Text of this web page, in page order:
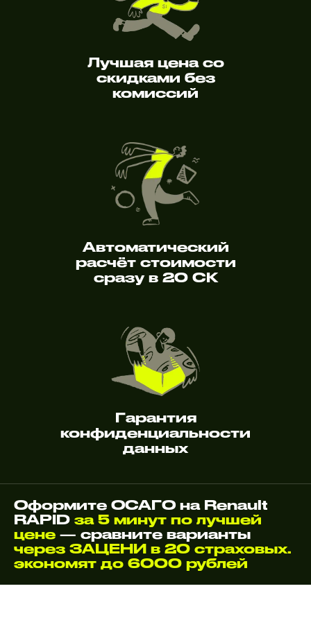
Лучшая цена со
скидками без
комиссий
Автоматический
расчёт стоимости
сразу в 20 СК
Гарантия
конфиденциальности
данных
Оформите ОСАГО на Renault
RAPID за 5 минут по лучшей
цене — сравните варианты
через ЗАЦЕНИ в 20 страховых.
экономят до 6000 рублей